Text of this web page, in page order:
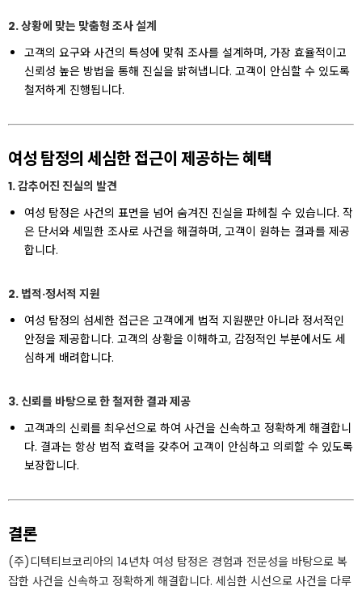
2. 상황에 맞는 맞춤형 조사 설계
고객의 요구와 사건의 특성에 맞춰 조사를 설계하며, 가장 효율적이고
신뢰성 높은 방법을 통해 진실을 밝혀냅니다. 고객이 안심할 수 있도록
철저하게 진행됩니다.
여성 탐정의 세심한 접근이 제공하는 혜택
1. 감추어진 진실의 발견
여성 탐정은 사건의 표면을 넘어 숨겨진 진실을 파헤칠 수 있습니다. 작
은 단서와 세밀한 조사로 사건을 해결하며, 고객이 원하는 결과를 제공
합니다.
2. 법적·정서적 지원
여성 탐정의 섬세한 접근은 고객에게 법적 지원뿐만 아니라 정서적인
안정을 제공합니다. 고객의 상황을 이해하고, 감정적인 부분에서도 세
심하게 배려합니다.
3. 신뢰를 바탕으로 한 철저한 결과 제공
고객과의 신뢰를 최우선으로 하여 사건을 신속하고 정확하게 해결합니
다. 결과는 항상 법적 효력을 갖추어 고객이 안심하고 의뢰할 수 있도록
보장합니다.
결론
(주)디텍티브코리아의 14년차 여성 탐정은 경험과 전문성을 바탕으로 복
잡한 사건을 신속하고 정확하게 해결합니다. 세심한 시선으로 사건을 다루